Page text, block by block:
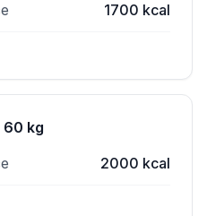
1700 kcal
60 kg
2000 kcal